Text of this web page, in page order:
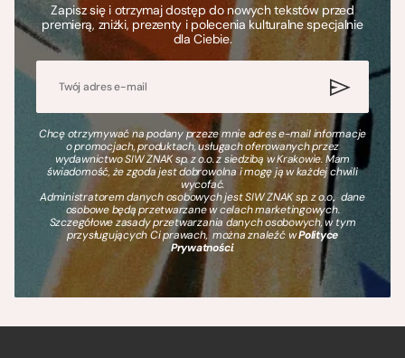
Zapisz się i otrzymaj dostęp do nowych tekstów przed
premierą, zniżki, prezenty i polecenia kulturalne specjalnie
dla Ciebie.
Chcę otrzymywać na podany przeze mnie adres e-mail informacje
o promocjach, produktach, usługach oferowanych przez
wydawnictwo SIW ZNAK sp. z o.o. z siedzibą w Krakowie. Mam
świadomość, że zgoda jest dobrowolna i mogę ją w każdej chwili
wycofać.
Administratorem danych osobowych jest SIW ZNAK sp. z o.o., dane
osobowe będą przetwarzane w celach marketingowych.
Szczegółowe zasady przetwarzania danych osobowych, w tym
przysługujących Ci prawach, można znaleźć wPolityce
Prywatności.